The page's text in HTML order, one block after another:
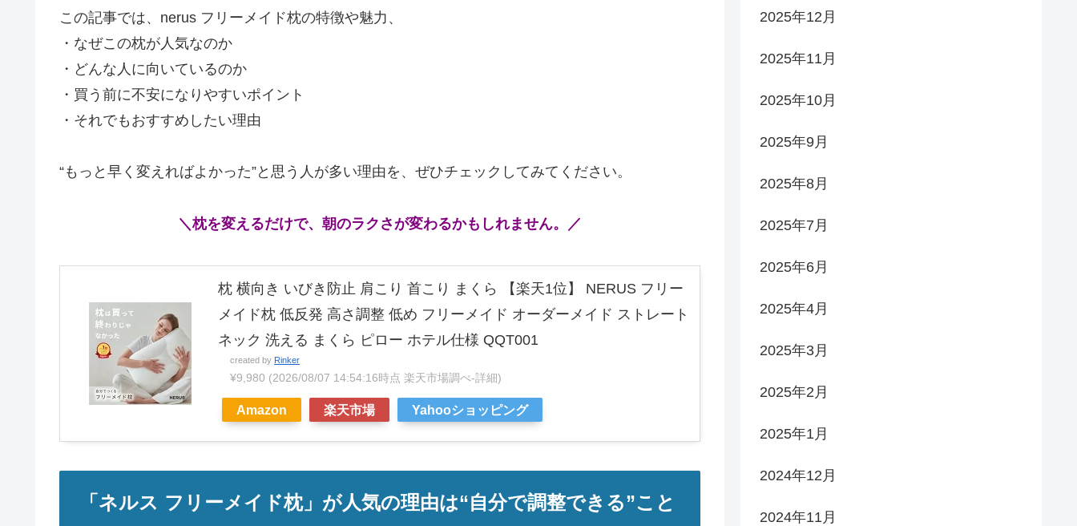
この記事では、nerus フリーメイド枕の特徴や魅力、
・なぜこの枕が人気なのか
・どんな人に向いているのか
・買う前に不安になりやすいポイント
・それでもおすすめしたい理由
“もっと早く変えればよかった”と思う人が多い理由を、ぜひチェックしてみてください。
＼枕を変えるだけで、朝のラクさが変わるかもしれません。／
枕 横向き いびき防止 肩こり 首こり まくら 【楽天1位】 NERUS フリー
メイド枕 低反発 高さ調整 低め フリーメイド オーダーメイド ストレート
ネック 洗える まくら ピロー ホテル仕様 QQT001
created by Rinker
¥9,980 (2026/08/07 14:54:16時点 楽天市場調べ-詳細)
Amazon 楽天市場 Yahooショッピング
「ネルス フリーメイド枕」が人気の理由は“自分で調整できる”こと
2025年12月
2025年11月
2025年10月
2025年9月
2025年8月
2025年7月
2025年6月
2025年4月
2025年3月
2025年2月
2025年1月
2024年12月
2024年11月